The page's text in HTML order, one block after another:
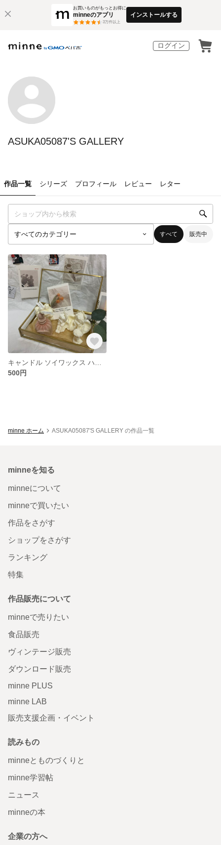
お買いものがもっとお得に
minneのアプリ
3万件以上
インストールする
ログイン
ASUKA05087'S GALLERY
作品一覧 シリーズ プロフィール レビュー レター
すべて 販売中
500円
minne ホーム ASUKA05087'S GALLERY の作品一覧
minneを知る
minneについて
minneで買いたい
作品をさがす
ショップをさがす
ランキング
特集
作品販売について
minneで売りたい
食品販売
ヴィンテージ販売
ダウンロード販売
minne PLUS
minne LAB
販売支援企画・イベント
読みもの
minneとものづくりと
minne学習帖
ニュース
minneの本
企業の方へ